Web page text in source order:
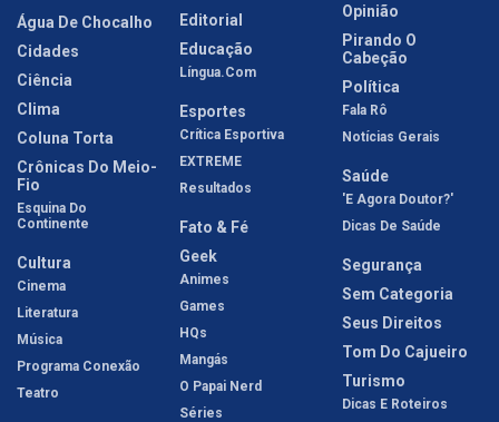
Água De Chocalho
Cidades
Ciência
Clima
Coluna Torta
Crônicas Do Meio-
Fio
Esquina Do
Continente
Cultura
Cinema
Literatura
Música
Programa Conexão
Teatro
Editorial
Educação
Língua.com
Esportes
Crítica Esportiva
EXTREME
Resultados
Fato & Fé
Geek
Animes
Games
HQs
Mangás
O Papai Nerd
Séries
Opinião
Pirando O
Cabeção
Política
Fala Rô
Notícias Gerais
Saúde
'E Agora Doutor?'
Dicas De Saúde
Segurança
Sem Categoria
Seus Direitos
Tom Do Cajueiro
Turismo
Dicas E Roteiros